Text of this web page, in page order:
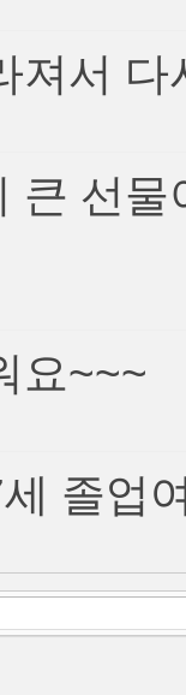
져서
큰 선
요~~~
졸업